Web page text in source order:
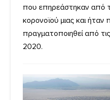
που επηρεάστηκαν από
κορονοϊού μιας και
πραγματοποιηθεί από
2020.